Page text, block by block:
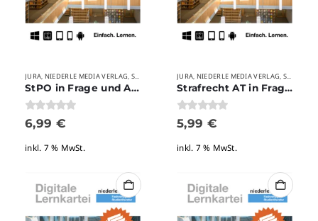
JURA, NIEDERLE MEDIA VERLAG, STUDIUM VERLAGE
StPO in Frage und Antwort
0von 5
6,99 €
inkl. 7 % MwSt.
JURA, NIEDERLE MEDIA VERLAG, STUDIUM
Strafrecht AT in Frage und Antwort
0von 5
5,99 €
inkl. 7 % MwSt.